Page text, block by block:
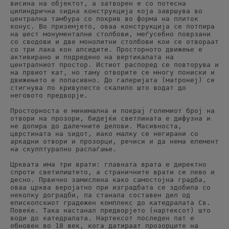
висина на објектот, а затворен е со потесна
цилиндрична ѕидна конструкција која завршува во
централна тамбура со покрив во форма на плиток
конус. Во приземјето, оваа конструкција се потпира
на шест монументални столбови, меѓусебно поврзани
со сводови и две монолитни столбови кои се отвораат
со три лака кон апсидите. Просторното движење е
активирано и подредено на вертикалата на
централниот простор. Истиот распоред се повторува и
на првиот кат, но таму отворите се многу пониски и
движењето е попасивно. До галеријата (матронеј) се
стигнува по кривулесто скалило што водат до
неговото предворје.
Просторноста е минимална и покрај големиот број на
отвори на прозори, бидејќи светлината е дифузна и
не допира до далечните делови. Масивноста,
цврстината на ѕидот, иако малку се негирани со
аркадни отвори и прозорци, речиси и да нема елемент
на скулптурално распаѓање.
Црквата има три врати: главната врата е директно
спроти светилиштето, а страничните врати се лево и
десно. Првично замислена како самостојна градба,
оваа црква веројатно при изградбата се здобила со
неколку доградби, па станала составен дел од
епископскиот градежен комплекс до катедралата Св.
Повеќе. Така настанал предворјето (нартексот) што
води до катедралата. Нартексот последен пат е
обновен во 18 век, кога датираат прозорците на